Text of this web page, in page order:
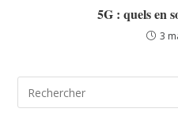
5G : quels en
3